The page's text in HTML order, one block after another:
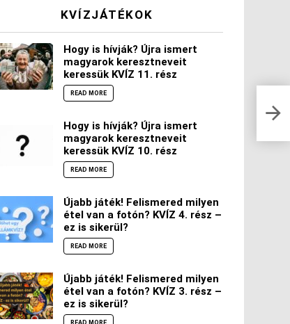
1
KVÍZJÁTÉKOK
Hogy is hívják? Újra ismert
magyarok keresztneveit
keressük KVÍZ 11. rész
READ MORE
Hogy is hívják? Újra ismert
magyarok keresztneveit
keressük KVÍZ 10. rész
READ MORE
Újabb játék! Felismered milyen
étel van a fotón? KVÍZ 4. rész –
ez is sikerül?
READ MORE
Újabb játék! Felismered milyen
étel van a fotón? KVÍZ 3. rész –
ez is sikerül?